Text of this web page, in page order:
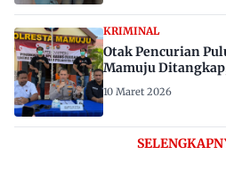
KRIMINAL
Otak Pencurian
Mamuju
10 Maret 2026